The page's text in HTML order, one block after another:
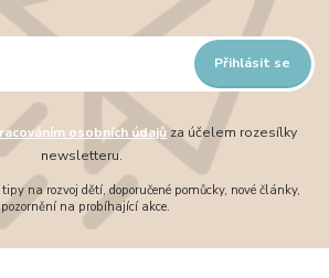
Přihlásit se
osobních údajůza účelem rozesílky
newsletteru.
na rozvoj dětí, doporučené pomůcky, nové články,
na probíhající akce.